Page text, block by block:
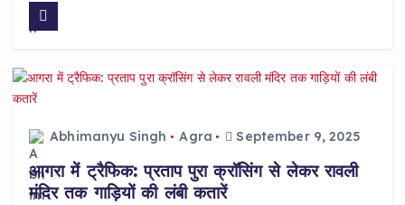
b
o
k
A
p
Abhimanyu Singh Agra September 9, 2025
आगरा में ट्रैफिक: प्रताप पुरा क्रॉसिंग से लेकर रावली
मंदिर तक गाड़ियों की लंबी कतारें